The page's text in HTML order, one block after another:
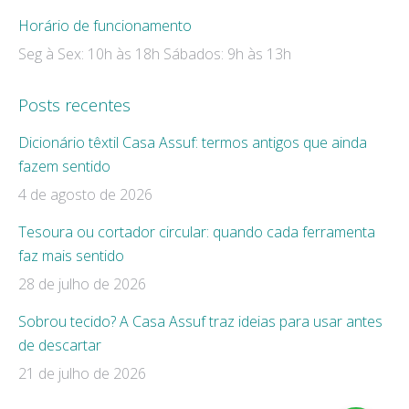
Horário de funcionamento
Seg à Sex: 10h às 18h Sábados: 9h às 13h
Posts recentes
Dicionário têxtil Casa Assuf: termos antigos que ainda
fazem sentido
4 de agosto de 2026
Tesoura ou cortador circular: quando cada ferramenta
faz mais sentido
28 de julho de 2026
Sobrou tecido? A Casa Assuf traz ideias para usar antes
de descartar
21 de julho de 2026